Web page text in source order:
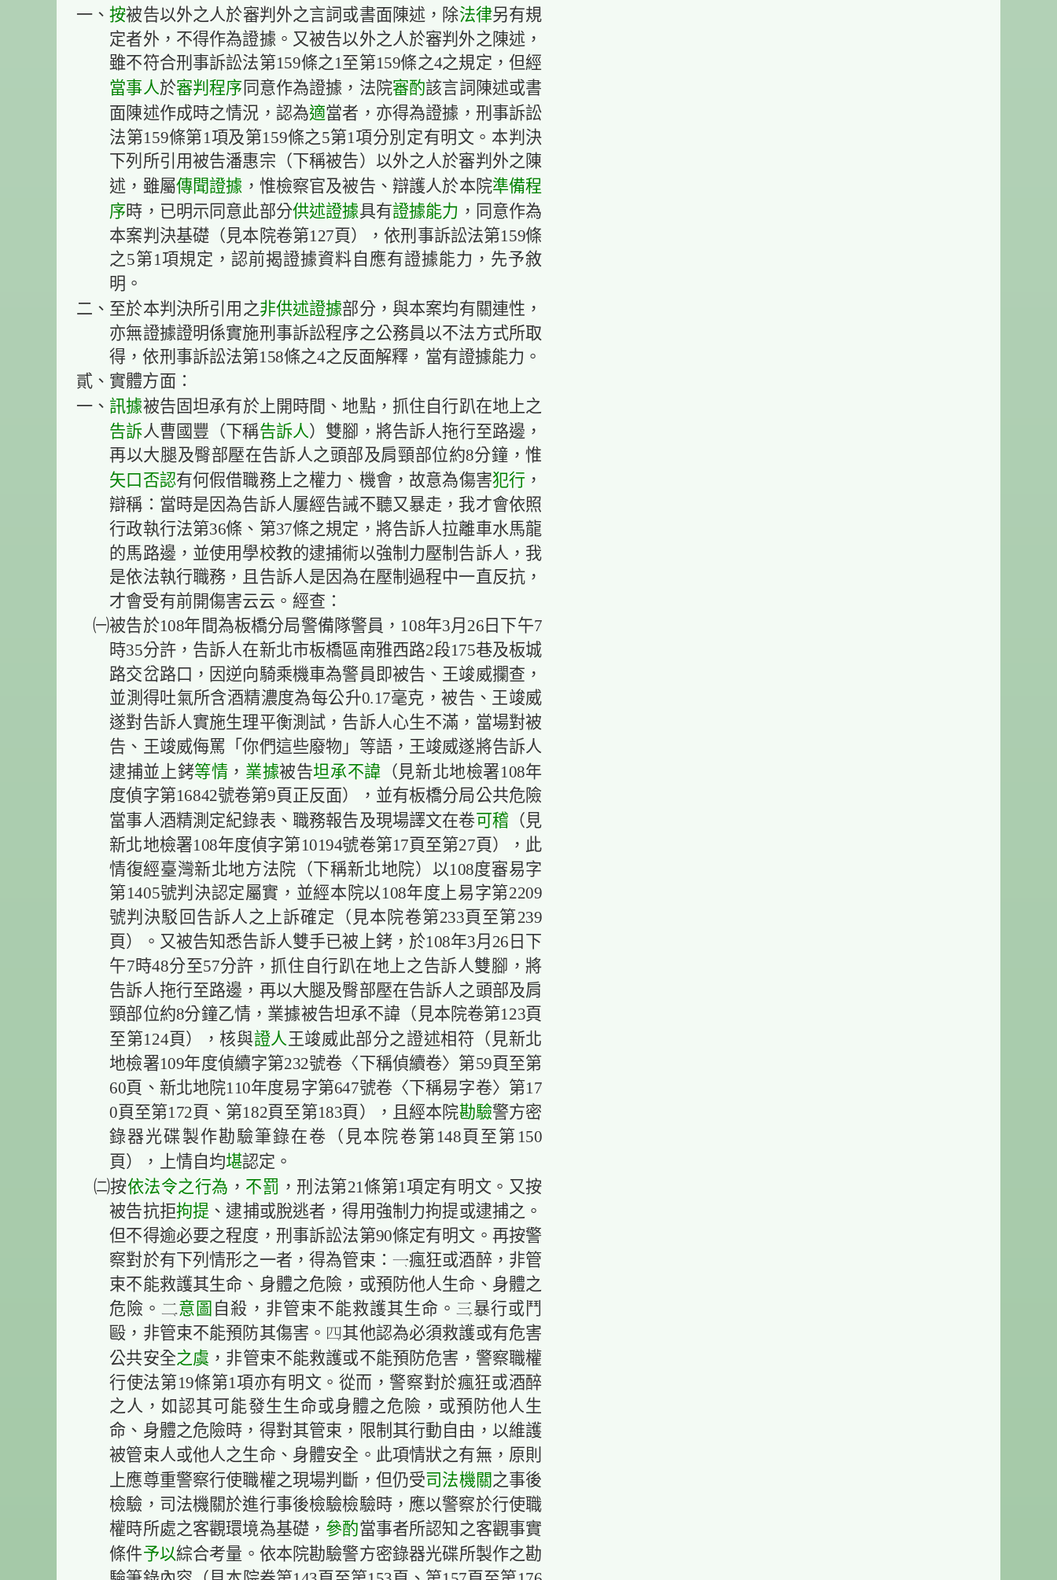
一、按被告以外之人於審判外之言詞或書面陳述，除法律另有規
定者外，不得作為證據。又被告以外之人於審判外之陳述，
雖不符合刑事訴訟法第159條之1至第159條之4之規定，但經
當事人於審判程序 同意作為證據，法院審酌該言詞陳述或書
面陳述作成時之情況，認為適當者，亦得為證據，刑事訴訟
法第159條第1項及第159條之5第1項分別定有明文。本判決
下列所引用被告潘惠宗（下稱被告）以外之人於審判外之陳
述，雖屬傳聞證據 ，惟檢察官及被告、辯護人於本院準備程
序時，已明示同意此部分供述證據具有證據能力 ，同意作為
本案判決基礎（見本院卷第127頁），依刑事訴訟法第159條
之5第1項規定，認前揭證據資料自應有證據能力，先予敘
明。
二、至於本判決所引用之非供述證據部分，與本案均有關連性，
亦無證據證明係實施刑事訴訟程序之公務員以不法方式所取
得，依刑事訴訟法第158條之4之反面解釋，當有證據能力。
貳、實體方面：
一、 訊據被告固坦承有於上開時間、地點，抓住自行趴在地上之
告訴人曹國豐（下稱告訴人）雙腳，將告訴人拖行至路邊，
再以大腿及臀部壓在告訴人之頭部及肩頸部位約8分鐘，惟
矢口否認有何假借職務上之權力、機會，故意為傷害犯行 ，
辯稱：當時是因為告訴人屢經告誡不聽又暴走，我才會依照
行政執行法第36條、第37條之規定，將告訴人拉離車水馬龍
的馬路邊，並使用學校教的逮捕術以強制力壓制告訴人，我
是依法執行職務，且告訴人是因為在壓制過程中一直反抗，
才會受有前開傷害云云。經查：
㈠被告於108年間為板橋分局警備隊警員，108年3月26日下午7
時35分許，告訴人在新北市板橋區南雅西路2段175巷及板城
路交岔路口，因逆向騎乘機車為警員即被告、王竣威攔查，
並測得吐氣所含酒精濃度為每公升0.17毫克，被告、王竣威
遂對告訴人實施生理平衡測試，告訴人心生不滿，當場對被
告、王竣威侮罵「你們這些廢物」等語，王竣威遂將告訴人
逮捕並上銬等情 ， 業據被告坦承不諱 （見新北地檢署108年
度偵字第16842號卷第9頁正反面），並有板橋分局公共危險
當事人酒精測定紀錄表、職務報告及現場譯文在卷可稽 （見
新北地檢署108年度偵字第10194號卷第17頁至第27頁），此
情復經臺灣新北地方法院（下稱新北地院）以108度審易字
第1405號判決認定屬實，並經本院以108年度上易字第2209
號判決駁回告訴人之上訴確定（見本院卷第233頁至第239
頁）。又被告知悉告訴人雙手已被上銬，於108年3月26日下
午7時48分至57分許，抓住自行趴在地上之告訴人雙腳，將
告訴人拖行至路邊，再以大腿及臀部壓在告訴人之頭部及肩
頸部位約8分鐘乙情，業據被告坦承不諱（見本院卷第123頁
至第124頁），核與證人 王竣威此部分之證述相符（見新北
地檢署109年度偵續字第232號卷〈下稱偵續卷〉第59頁至第
60頁、新北地院110年度易字第647號卷〈下稱易字卷〉第17
0頁至第172頁、第182頁至第183頁），且經本院勘驗警方密
錄器光碟製作勘驗筆錄在卷（見本院卷第148頁至第150
頁），上情自均堪認定。
㈡按依法令之行為 ， 不罰 ，刑法第21條第1項定有明文。又按
被告抗拒拘提 、逮捕或脫逃者，得用強制力拘提或逮捕之。
但不得逾必要之程度，刑事訴訟法第90條定有明文。再按警
察對於有下列情形之一者，得為管束：瘋狂或酒醉，非管
束不能救護其生命、身體之危險，或預防他人生命、身體之
危險。意圖 自殺，非管束不能救護其生命。暴行或鬥
毆，非管束不能預防其傷害。其他認為必須救護或有危害
公共安全之虞 ，非管束不能救護或不能預防危害，警察職權
行使法第19條第1項亦有明文。從而，警察對於瘋狂或酒醉
之人，如認其可能發生生命或身體之危險，或預防他人生
命、身體之危險時，得對其管束，限制其行動自由，以維護
被管束人或他人之生命、身體安全。此項情狀之有無，原則
上應尊重警察行使職權之現場判斷，但仍受司法機關 之事後
檢驗，司法機關於進行事後檢驗檢驗時，應以警察於行使職
權時所處之客觀環境為基礎， 參酌當事者所認知之客觀事實
條件予以綜合考量。依本院勘驗警方密錄器光碟所製作之勘